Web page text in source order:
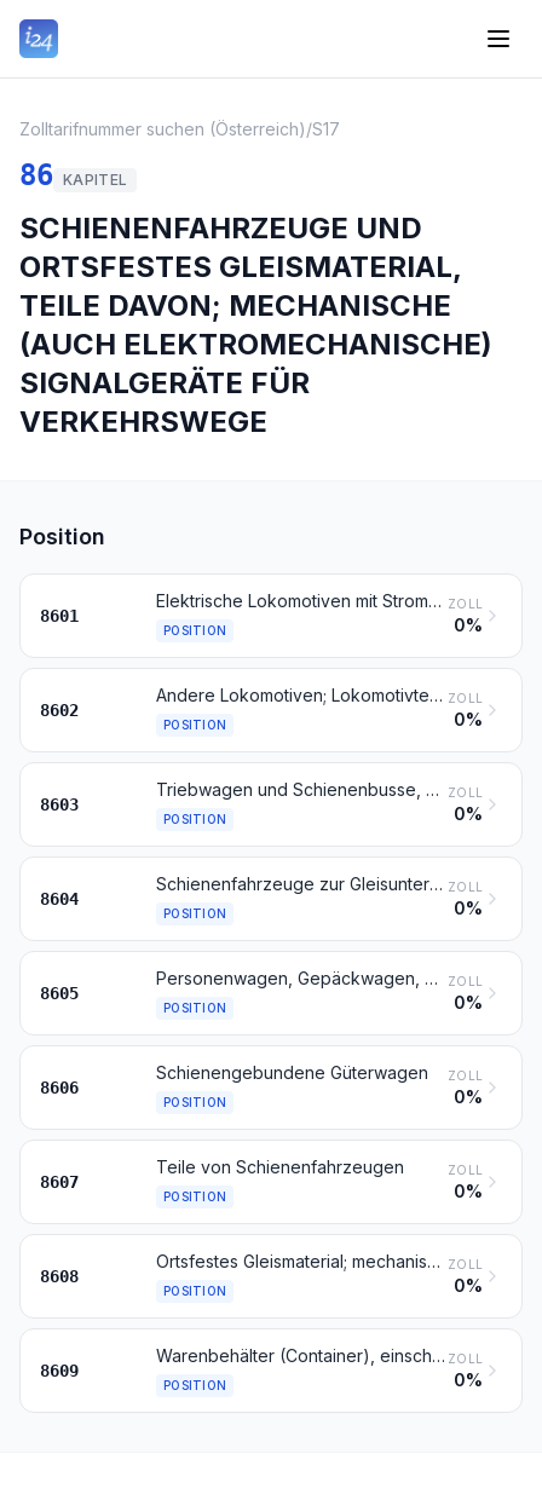
Zolltarifnummer suchen (Österreich)/S17
86 KAPITEL
SCHIENENFAHRZEUGE UND
ORTSFESTES GLEISMATERIAL,
TEILE DAVON; MECHANISCHE
(AUCH ELEKTROMECHANISCHE)
SIGNALGERÄTE FÜR
VERKEHRSWEGE
Position
8601
Elektrische Lokomotiven mit Stromspeisung aus dem Stromnetz oder aus Akkumulatoren
POSITION
ZOLL
0%
8602
Andere Lokomotiven; Lokomotivtender
POSITION
ZOLL
0%
8603
Triebwagen und Schienenbusse, ausgenommen solche der Position 8604
POSITION
ZOLL
0%
8604
Schienenfahrzeuge zur Gleisunterhaltung und andere Bahndienstfahrzeuge, auch selbstfahrend (z. B. Gerätewagen, Kranwagen, Wagen mit Gleisstopfmaschinen, Gleiskorrekturwagen, Messwagen und Draisinen)
POSITION
ZOLL
0%
8605
Personenwagen, Gepäckwagen, Postwagen und andere schienengebundene Spezialwagen (ausgenommen Wagen der Position 8604)
POSITION
ZOLL
0%
8606
Schienengebundene Güterwagen
POSITION
ZOLL
0%
8607
Teile von Schienenfahrzeugen
POSITION
ZOLL
0%
8608
Ortsfestes Gleismaterial; mechanische (auch elektromechanische) Signal-, Sicherungs-, Überwachungs- oder Steuergeräte für Schienenwege oder dergleichen, Straßen, Binnenwasserstraßen, Parkplätze oder Parkhäuser, Hafenanlagen oder Flughäfen; Teile davon
POSITION
ZOLL
0%
8609
Warenbehälter (Container), einschließlich solcher für Flüssigkeiten oder Gase, ihrer Beschaffenheit nach für eine oder mehrere Beförderungsarten besonders bestimmt und ausgestattet
POSITION
ZOLL
0%